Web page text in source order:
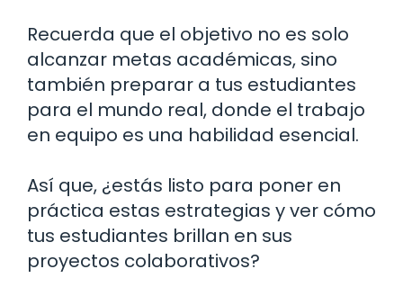
Recuerda que el objetivo no es solo
alcanzar metas académicas, sino
también preparar a tus estudiantes
para el mundo real, donde el trabajo
en equipo es una habilidad esencial.
Así que, ¿estás listo para poner en
práctica estas estrategias y ver cómo
tus estudiantes brillan en sus
proyectos colaborativos?